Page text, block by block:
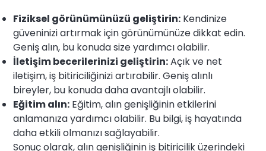
Fiziksel görünümünüzü geliştirin: Kendinize
güveninizi artırmak için görünümünüze dikkat edin.
Geniş alın, bu konuda size yardımcı olabilir.
İletişim becerilerinizi geliştirin:Açık ve net
iletişim, iş bitiriciliğinizi artırabilir. Geniş alınlı
bireyler, bu konuda daha avantajlı olabilir.
Eğitim alın: Eğitim, alın genişliğinin etkilerini
anlamanıza yardımcı olabilir. Bu bilgi, iş hayatında
daha etkili olmanızı sağlayabilir.
Sonuç olarak, alın genişliğinin iş bitiricilik üzerindeki